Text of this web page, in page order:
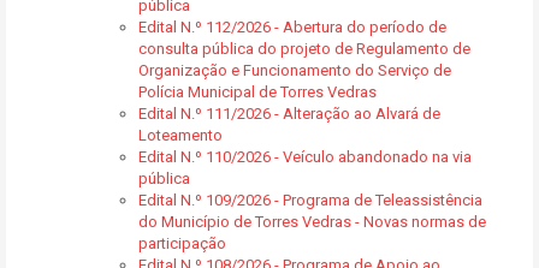
pública
Edital N.º 112/2026 - Abertura do período de
consulta pública do projeto de Regulamento de
Organização e Funcionamento do Serviço de
Polícia Municipal de Torres Vedras
Edital N.º 111/2026 - Alteração ao Alvará de
Loteamento
Edital N.º 110/2026 - Veículo abandonado na via
pública
Edital N.º 109/2026 - Programa de Teleassistência
do Município de Torres Vedras - Novas normas de
participação